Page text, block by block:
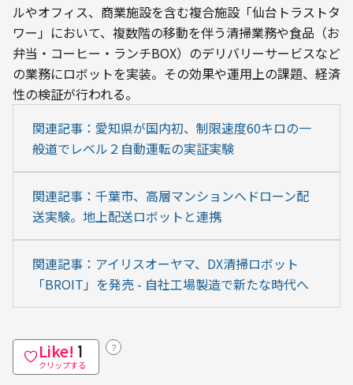
ルやオフィス、商業施設を含む複合施設「仙台トラストタ
ワー」において、複数階の移動を伴う清掃業務や食品（お
弁当・コーヒー・ランチBOX）のデリバリーサービスなど
の業務にロボットを実装。その効果や運用上の課題、経済
性の検証が行われる。
関連記事：愛知県が国内初、制限速度60キロの一
般道でレベル２自動運転の実証実験
関連記事：千葉市、高層マンションへドローン配
送実験。地上配送ロボットと連携
関連記事：アイリスオーヤマ、DX清掃ロボット
「BROIT」を発売 - 自社工場製造で新たな時代へ
Like! 1
クリップする
？